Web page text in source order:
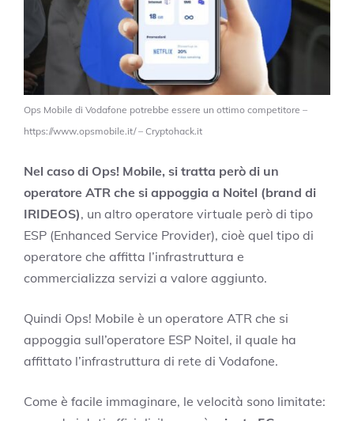
Ops Mobile di Vodafone potrebbe essere un ottimo competitore –
https://www.opsmobile.it/ – Cryptohack.it
Nel caso di Ops! Mobile, si tratta però di un
operatore ATR che si appoggia a Noitel (brand di
IRIDEOS), un altro operatore virtuale però di tipo
ESP (Enhanced Service Provider), cioè quel tipo di
operatore che affitta l’infrastruttura e
commercializza servizi a valore aggiunto.
Quindi Ops! Mobile è un operatore ATR che si
appoggia sull’operatore ESP Noitel, il quale ha
affittato l’infrastruttura di rete di Vodafone.
Come è facile immaginare, le velocità sono limitate: